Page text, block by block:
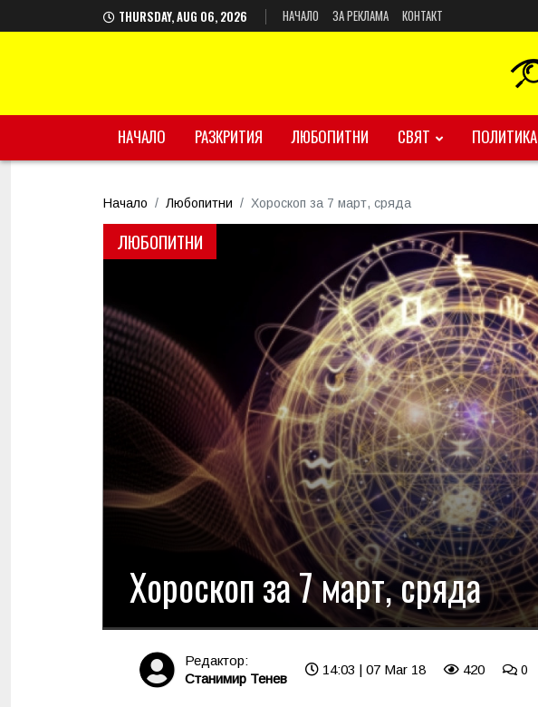
THURSDAY, AUG 06, 2026 НАЧАЛО ЗА РЕКЛАМА КОНТАКТ
НАЧАЛО РАЗКРИТИЯ ЛЮБОПИТНИ СВЯТ ПОЛИТИКА
Начало Любопитни Хороскоп за 7 март, сряда
ЛЮБОПИТНИ
Хороскоп за 7 март, сряда
Редактор:
Станимир Тенев
14:03 | 07 Mar 18 420 0